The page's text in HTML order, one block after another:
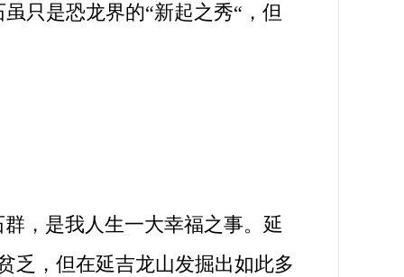
只是恐龙界的“新起之秀“，但
，是我人生一大幸福之事。延
乏，但在延吉龙山发掘出如此多